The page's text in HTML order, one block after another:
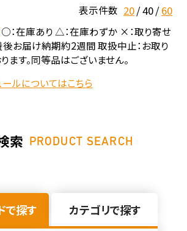
表示件数 20 40 60
：在庫あり △：在庫わずか ×：取り寄せ
お届け納期約2週間 取扱中止：お取り
ます。同等品はございません。
ルについてはこちら
索 PRODUCT SEARCH
で探す カテゴリで探す